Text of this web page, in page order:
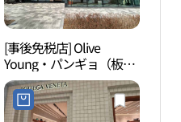
[事後免税店] Olive
Young・パンギョ（板
橋）カカオ店(올리브영
판교카카오점)